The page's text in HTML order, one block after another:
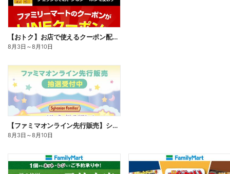
【おトク】お店で使えるクーポン配信中
8月3日 ～8月10日
【ファミマオンライン先行販売】シルバニアファミリー
8月3日 ～8月10日